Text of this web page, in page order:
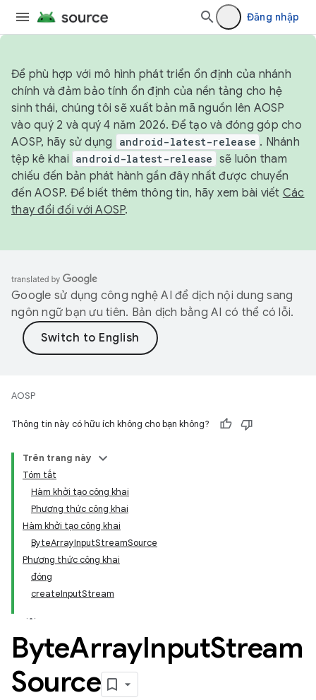
Đăng nhập
Để phù hợp với mô hình phát triển ổn định của nhánh
chính và đảm bảo tính ổn định của nền tảng cho hệ
sinh thái, chúng tôi sẽ xuất bản mã nguồn lên AOSP
vào quý 2 và quý 4 năm 2026. Để tạo và đóng góp cho
AOSP, hãy sử dụng
android-latest-release . Nhánh
tệp kê khai android-latest-release sẽ luôn tham
chiếu đến bản phát hành gần đây nhất được chuyển
đến AOSP. Để biết thêm thông tin, hãy xem bài viết Các
thay đổi đối với AOSP.
Google sử dụng công nghệ AI để dịch nội dung sang
ngôn ngữ bạn ưu tiên. Bản dịch bằng AI có thể có lỗi.
AOSP
Thông tin này có hữu ích không cho bạn không?
Trên trang này
Tóm tắt
Hàm khởi tạo công khai
Phương thức công khai
Hàm khởi tạo công khai
ByteArrayInputStreamSource
Phương thức công khai
đóng
createInputStream
ByteArrayInputStream
Source